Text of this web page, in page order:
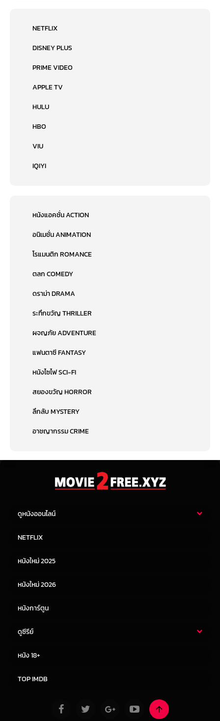
NETFLIX
DISNEY PLUS
PRIME VIDEO
APPLE TV
HULU
HBO
VIU
IQIYI
หนังแอคชั่น ACTION
อนิเมชั่น ANIMATION
โรแมนติก ROMANCE
ตลก COMEDY
ดราม่า DRAMA
ระทึกขวัญ THRILLER
ผจญภัย ADVENTURE
แฟนตาซี FANTASY
หนังไซไฟ SCI-FI
สยองขวัญ HORROR
ลึกลับ MYSTERY
อาชญากรรม CRIME
ดูหนังออนไลน์
หนังจีน
NETFLIX
หนังใหม่ 2025
หนังใหม่ 2026
หนังการ์ตูน
ดูซีรีย์
หนัง 18+
TOP IMDB